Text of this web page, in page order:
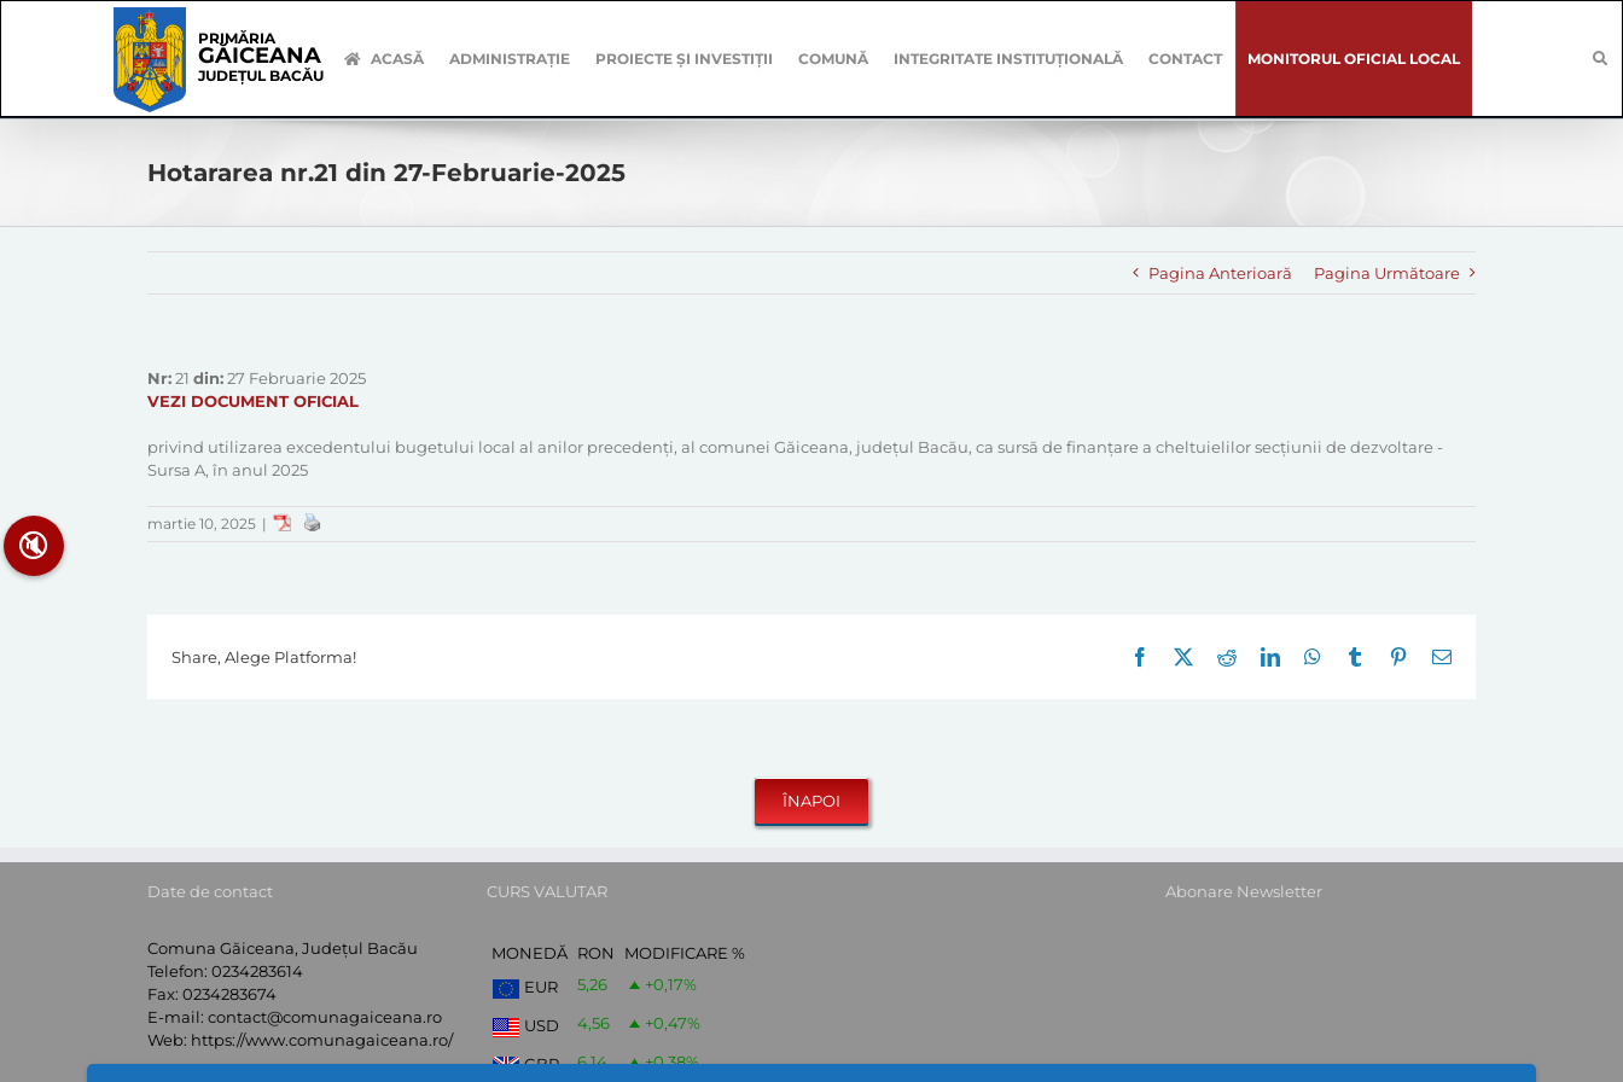
PRIMĂRIA
GĂICEANA
JUDEȚUL BACĂU
ACASĂ ADMINISTRAȚIE PROIECTE ȘI INVESTIȚII COMUNĂ INTEGRITATE INSTITUȚIONALĂ CONTACT MONITORUL OFICIAL LOCAL
Hotararea nr.21 din 27-Februarie-2025
Pagina Anterioară Pagina Următoare
Nr:21 din:27 Februarie 2025
VEZI DOCUMENT OFICIAL
privind utilizarea excedentului bugetului local al anilor precedenți, al comunei Găiceana, județul Bacău, ca sursă de finanțare a cheltuielilor secțiunii de dezvoltare -
Sursa A, în anul 2025
martie 10, 2025 |
Share, Alege Platforma! Facebook RedditLinkedInWhatsApp
Tumblr Pinterest
E-
Date de contact
Comuna Găiceana, Județul Bacău
Telefon: 0234283614
Fax: 0234283674
E-mail: contact@comunagaiceana.ro
Web: https://www.comunagaiceana.ro/
CURS VALUTAR
MONEDĂ RON
MODIFICARE %
EUR
5,26 +0,17%
USD 4,56 +0,47%
GBP 6,14 +0,38%
Abonare Newsletter
🔇